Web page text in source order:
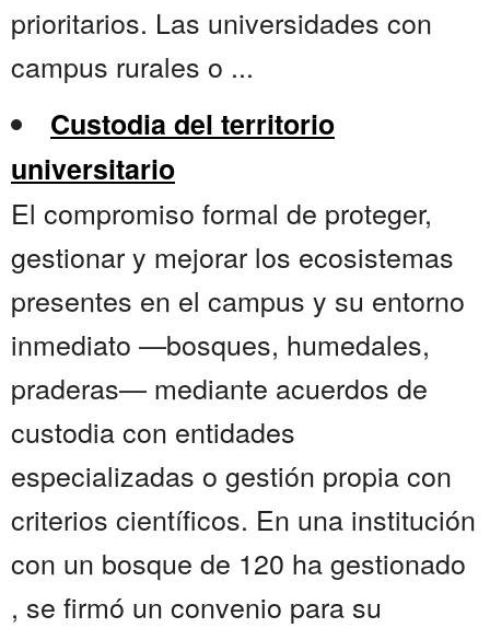
prioritarios. Las universidades con
campus rurales o ...
Custodia del territorio
universitario
El compromiso formal de proteger,
gestionar y mejorar los ecosistemas
presentes en el campus y su entorno
inmediato —bosques, humedales,
praderas— mediante acuerdos de
custodia con entidades
especializadas o gestión propia con
criterios científicos. En una institución
con un bosque de 120 ha gestionado
, se firmó un convenio para su